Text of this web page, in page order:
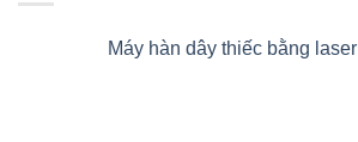
Máy hàn dây thiếc bằng laser